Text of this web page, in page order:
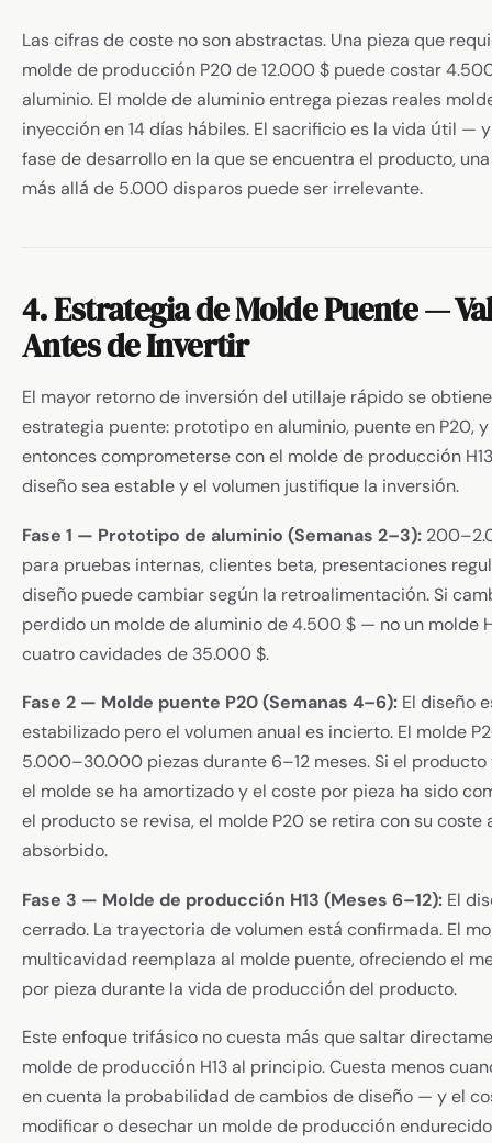
Las cifras de coste no son abstractas. Una pieza que
molde de producción P20 de 12.000 $ puede costar
aluminio. El molde de aluminio entrega piezas reales
inyección en 14 días hábiles. El sacrificio es la vida útil —
fase de desarrollo en la que se encuentra el producto,
más allá de 5.000 disparos puede ser irrelevante.
4. Estrategia de Molde Puente —
Antes de Invertir
El mayor retorno de inversión del utillaje rápido se
estrategia puente: prototipo en aluminio, puente en P20,
entonces comprometerse con el molde de producción
diseño sea estable y el volumen justifique la inversión.
Fase 1 — Prototipo de aluminio (Semanas 2–3):
para pruebas internas, clientes beta, presentaciones
diseño puede cambiar según la retroalimentación. Si
perdido un molde de aluminio de 4.500 $ — no un molde
cuatro cavidades de 35.000 $.
Fase 2 — Molde puente P20 (Semanas 4–6): El diseño
estabilizado pero el volumen anual es incierto. El molde
5.000–30.000 piezas durante 6–12 meses. Si el producto
el molde se ha amortizado y el coste por pieza ha sido
el producto se revisa, el molde P20 se retira con su coste
absorbido.
Fase 3 — Molde de producción H13 (Meses 6–12): El
cerrado. La trayectoria de volumen está confirmada. El
multicavidad reemplaza al molde puente, ofreciendo el
por pieza durante la vida de producción del producto.
Este enfoque trifásico no cuesta más que saltar
molde de producción H13 al principio. Cuesta menos
en cuenta la probabilidad de cambios de diseño — y el
modificar o desechar un molde de producción